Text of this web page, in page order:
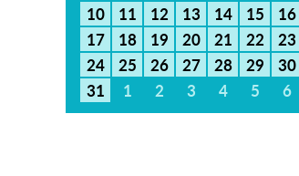
10
11 12 13 14 15
16
17
18 19 20 21 22
23
24
25 26 27 28 29
30
31
1 2 3 4 5 6